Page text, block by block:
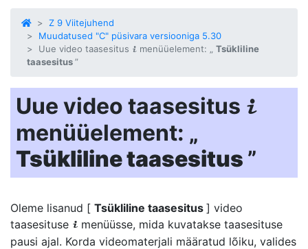
Z 9 Viitejuhend
Muudatused "C" püsivara versiooniga 5.30
Uue video taasesitus i menüüelement: „ Tsükliline
taasesitus”
Uue video taasesitus i
menüüelement: „
Tsükliline taasesitus ”
Oleme lisanud [ Tsükliline taasesitus ] video
taasesituse i menüüsse, mida kuvatakse taasesituse
pausi ajal. Korda videomaterjali määratud lõiku, valides